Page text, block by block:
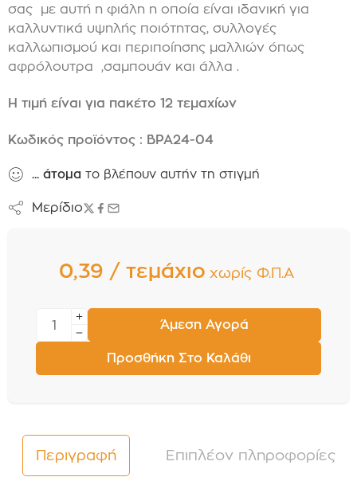
σας με αυτή η φιάλη η οποία είναι ιδανική για
καλλυντικά υψηλής ποιότητας, συλλογές
καλλωπισμού και περιποίησης μαλλιών όπως
αφρόλουτρα ,σαμπουάν και άλλα .
Η τιμή είναι για πακέτο 12 τεμαχίων
Κωδικός προϊόντος : BPA24-04
... άτομα το βλέπουν αυτήν τη στιγμή
Μερίδιο
0,39 / τεμάχιο χωρίς Φ.Π.Α
Προσθήκη Στο Καλάθι
Άμεση Αγορά
Περιγραφή Επιπλέον πληροφορίες